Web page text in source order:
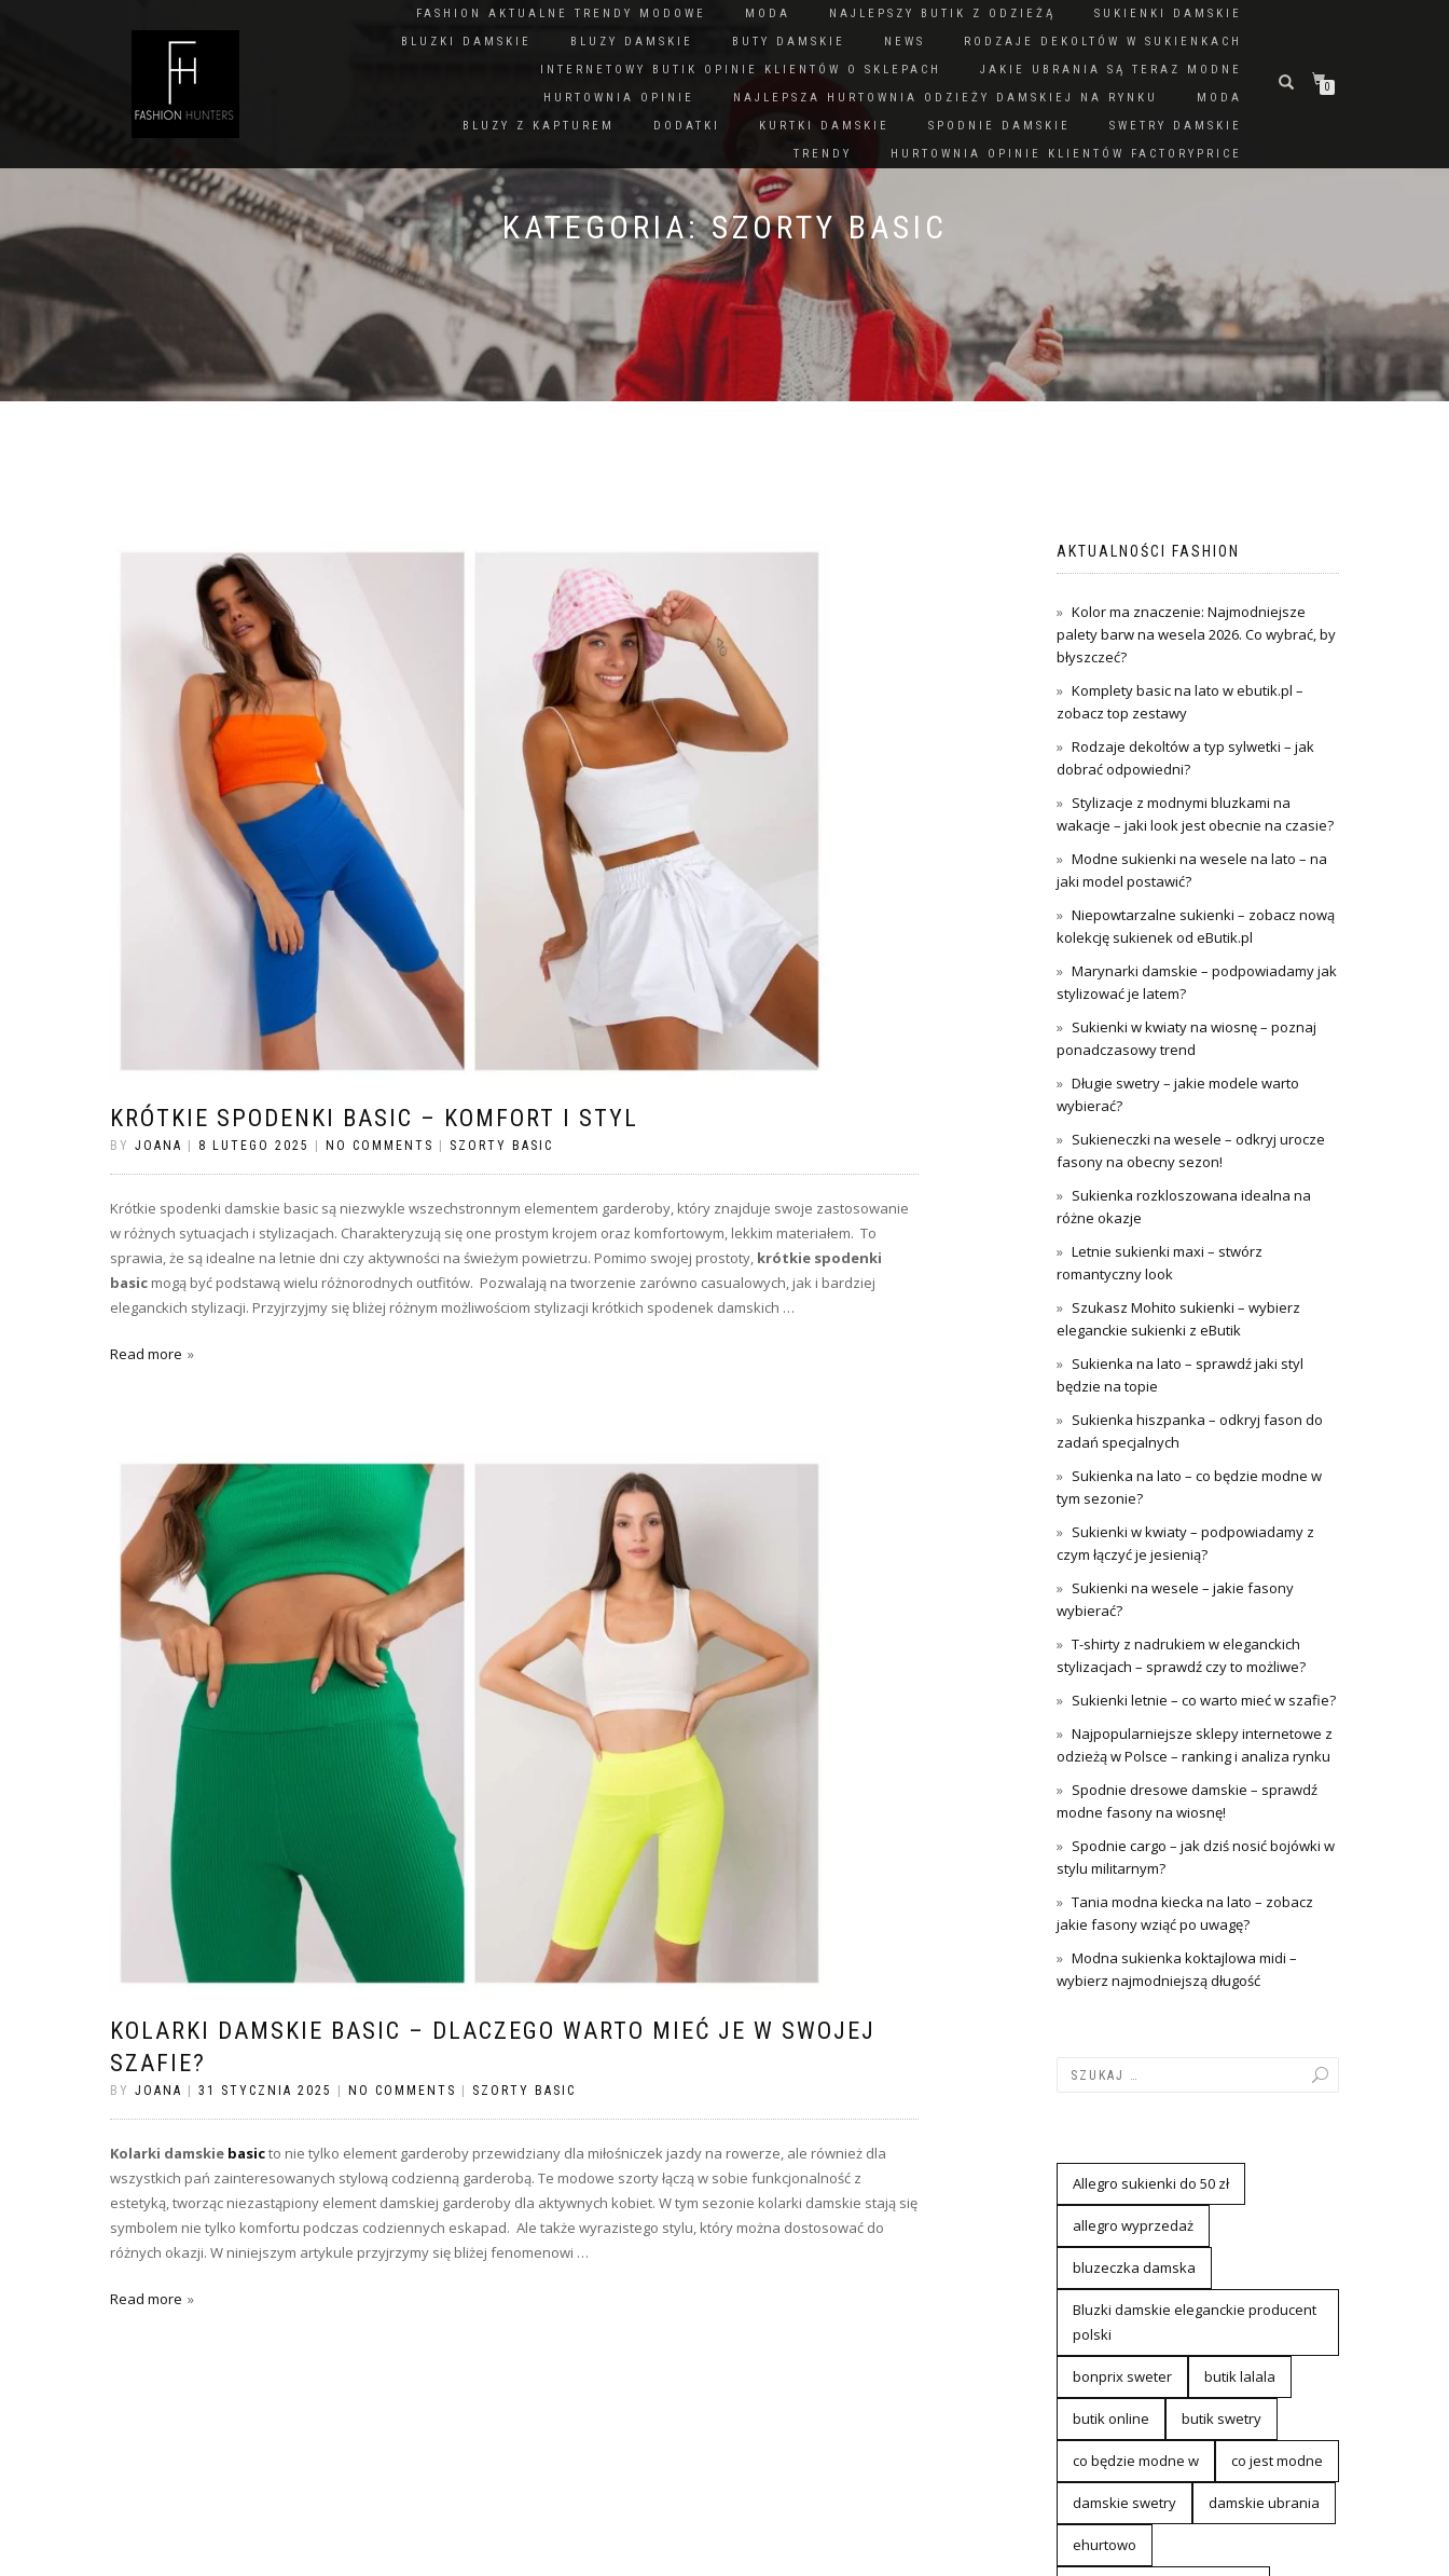
FASHION AKTUALNE TRENDY MODOWE MODA NAJLEPSZY BUTIK Z ODZIEŻĄ
SUKIENKI DAMSKIE
BLUZKI DAMSKIE
BLUZY DAMSKIE BUTY DAMSKIE NEWS
RODZAJE DEKOLTÓW W SUKIENKACH
INTERNETOWY BUTIK OPINIE KLIENTÓW O SKLEPACH
JAKIE UBRANIA SĄ TERAZ MODNE
HURTOWNIA OPINIE
NAJLEPSZA HURTOWNIA ODZIEŻY DAMSKIEJ NA RYNKU
MODA
BLUZY Z KAPTUREM
DODATKI KURTKI DAMSKIE SPODNIE DAMSKIE
SWETRY DAMSKIE
TRENDY
HURTOWNIA OPINIE KLIENTÓW FACTORYPRICE
0
KATEGORIA:SZORTY BASIC
KRÓTKIE SPODENKI BASIC – KOMFORT I STYL
BY JOANA 8 LUTEGO 2025 NO COMMENTS SZORTY BASIC
Krótkie spodenki damskie basic są niezwykle wszechstronnym elementem garderoby, który znajduje swoje zastosowanie
w różnych sytuacjach i stylizacjach. Charakteryzują się one prostym krojem oraz komfortowym, lekkim materiałem. To
sprawia, że są idealne na letnie dni czy aktywności na świeżym powietrzu. Pomimo swojej prostoty, krótkie spodenki
basic mogą być podstawą wielu różnorodnych outfitów. Pozwalają na tworzenie zarówno casualowych, jak i bardziej
eleganckich stylizacji. Przyjrzyjmy się bliżej różnym możliwościom stylizacji krótkich spodenek damskich …
Read more
KOLARKI DAMSKIE BASIC – DLACZEGO WARTO MIEĆ JE W SWOJEJ
SZAFIE?
BY JOANA | 31 STYCZNIA 2025 | NO COMMENTS | SZORTY BASIC
Kolarki damskie basicto nie tylko element garderoby przewidziany dla miłośniczek jazdy na rowerze, ale również dla
wszystkich pań zainteresowanych stylową codzienną garderobą. Te modowe szorty łączą w sobie funkcjonalność z
estetyką, tworząc niezastąpiony element damskiej garderoby dla aktywnych kobiet. W tym sezonie kolarki damskie stają się
symbolem nie tylko komfortu podczas codziennych eskapad. Ale także wyrazistego stylu, który można dostosować do
różnych okazji. W niniejszym artykule przyjrzymy się bliżej fenomenowi …
Read more
AKTUALNOŚCI FASHION
Kolor ma znaczenie: Najmodniejsze
palety barw na wesela 2026. Co wybrać, by
błyszczeć?
Komplety basic na lato w ebutik.pl –
zobacz top zestawy
Rodzaje dekoltów a typ sylwetki – jak
dobrać odpowiedni?
Stylizacje z modnymi bluzkami na
wakacje – jaki look jest obecnie na czasie?
Modne sukienki na wesele na lato – na
jaki model postawić?
Niepowtarzalne sukienki – zobacz nową
kolekcję sukienek od eButik.pl
Marynarki damskie – podpowiadamy jak
stylizować je latem?
Sukienki w kwiaty na wiosnę – poznaj
ponadczasowy trend
Długie swetry – jakie modele warto
wybierać?
Sukieneczki na wesele – odkryj urocze
fasony na obecny sezon!
Sukienka rozkloszowana idealna na
różne okazje
Letnie sukienki maxi – stwórz
romantyczny look
Szukasz Mohito sukienki – wybierz
eleganckie sukienki z eButik
Sukienka na lato – sprawdź jaki styl
będzie na topie
Sukienka hiszpanka – odkryj fason do
zadań specjalnych
Sukienka na lato – co będzie modne w
tym sezonie?
Sukienki w kwiaty – podpowiadamy z
czym łączyć je jesienią?
Sukienki na wesele – jakie fasony
wybierać?
T-shirty z nadrukiem w eleganckich
stylizacjach – sprawdź czy to możliwe?
Sukienki letnie – co warto mieć w szafie?
Najpopularniejsze sklepy internetowe z
odzieżą w Polsce – ranking i analiza rynku
Spodnie dresowe damskie – sprawdź
modne fasony na wiosnę!
Spodnie cargo – jak dziś nosić bojówki w
stylu militarnym?
Tania modna kiecka na lato – zobacz
jakie fasony wziąć po uwagę?
Modna sukienka koktajlowa midi –
wybierz najmodniejszą długość
Allegro sukienki do 50 zł
allegro wyprzedaż
bluzeczka damska
Bluzki damskie eleganckie producent
polski
bonprix sweter butik lalala
butik online butik swetry
co będzie modne w co jest modne
damskie swetry damskie ubrania
ehurtowo